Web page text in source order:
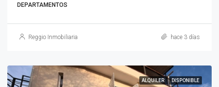
DEPARTAMENTOS
Reggio Inmobiliaria hace 3 días
ALQUILER DISPONIBLE